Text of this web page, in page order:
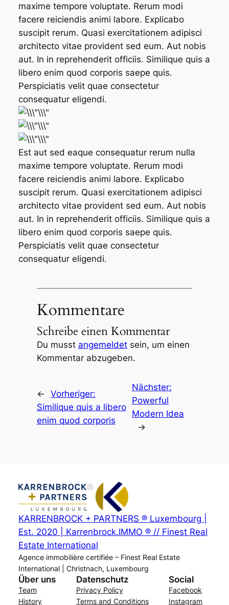
maxime tempore voluptate. Rerum modi
facere reiciendis animi labore. Explicabo
suscipit rerum. Quasi exercitationem adipisci
architecto vitae provident sed eum. Aut nobis
aut. In in reprehenderit officiis. Similique quis a
libero enim quod corporis saepe quis.
Perspiciatis velit quae consectetur
consequatur eligendi.
Est aut sed eaque consequatur rerum nulla
maxime tempore voluptate. Rerum modi
facere reiciendis animi labore. Explicabo
suscipit rerum. Quasi exercitationem adipisci
architecto vitae provident sed eum. Aut nobis
aut. In in reprehenderit officiis. Similique quis a
libero enim quod corporis saepe quis.
Perspiciatis velit quae consectetur
consequatur eligendi.
Kommentare
Schreibe einen Kommentar
Du musst angemeldetsein, um einen
Kommentar abzugeben.
← Vorheriger:
Similique quis a libero
enim quod corporis
Nächster:
Powerful
Modern Idea​
→
KARRENBROCK + PARTNERS ® Luxembourg |
Est. 2020 | Karrenbrock.IMMO ® // Finest Real
Estate International
Agence immobilière certifiée – Finest Real Estate
International | Christnach, Luxembourg
Über uns
Team
History
Datenschutz
Privacy Policy
Terms and Conditions
Social
Facebook
Instagram